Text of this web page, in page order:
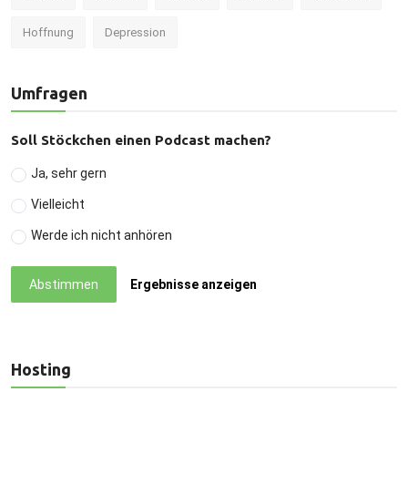
Hoffnung Depression
Umfragen
Soll Stöckchen einen Podcast machen?
Ja, sehr gern
Vielleicht
Werde ich nicht anhören
Abstimmen Ergebnisse anzeigen
Hosting